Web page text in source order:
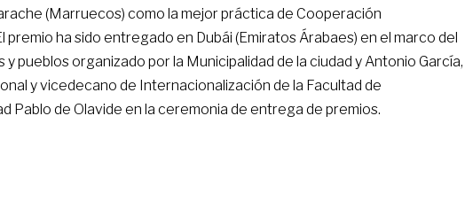
(Marruecos) como la mejor práctica de Cooperación
premio ha sido entregado en Dubái (Emiratos Árabaes) en el marco del
pueblos organizado por la Municipalidad de la ciudad y Antonio García,
y vicedecano de Internacionalización de la Facultad de
Pablo de Olavide en la ceremonia de entrega de premios.